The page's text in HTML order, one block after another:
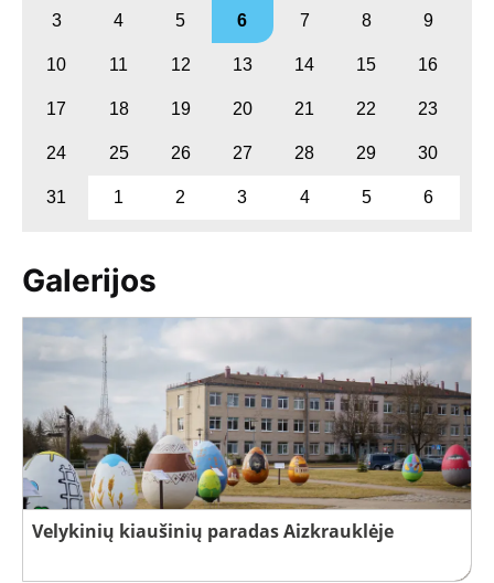
3 4 5 6 7 8 9
10 11 12 13 14 15 16
17 18 19 20 21 22 23
24 25 26 27 28 29 30
31 1 2 3 4 5 6
Galerijos
Velykinių kiaušinių paradas Aizkrauklėje